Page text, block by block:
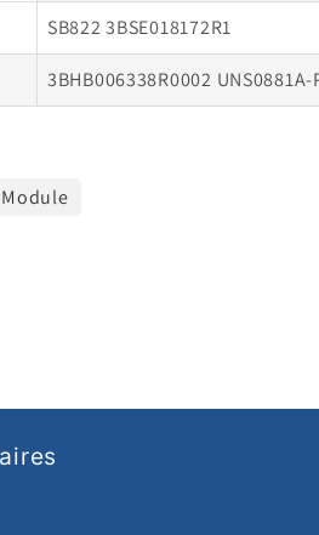
SB822 3BSE018172R1
3BHB006338R0002 UNS0881A-